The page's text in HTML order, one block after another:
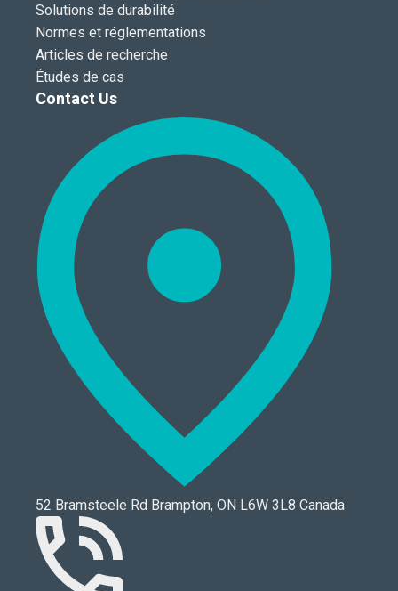
Solutions de durabilité
Normes et réglementations
Articles de recherche
Études de cas
Contact Us
52 Bramsteele Rd Brampton, ON L6W 3L8 Canada